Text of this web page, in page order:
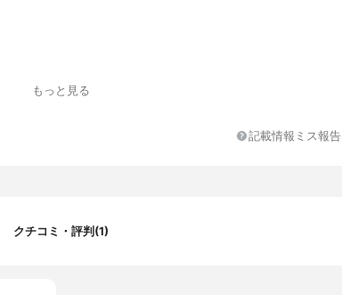
もっと見る
記載情報ミス報告
クチコミ・評判(1)